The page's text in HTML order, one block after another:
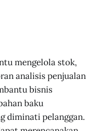
mengelola stok,
analisis penjualan
bisnis
baku
diminati pelanggan.